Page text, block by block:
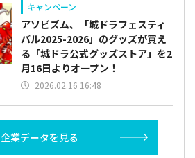
キャンペーン
アソビズム、「城ドラフェスティ
バル2025-2026」のグッズが買え
る「城ドラ公式グッズストア」を2
月16日よりオープン！
2026.02.16 16:48
企業データを見る